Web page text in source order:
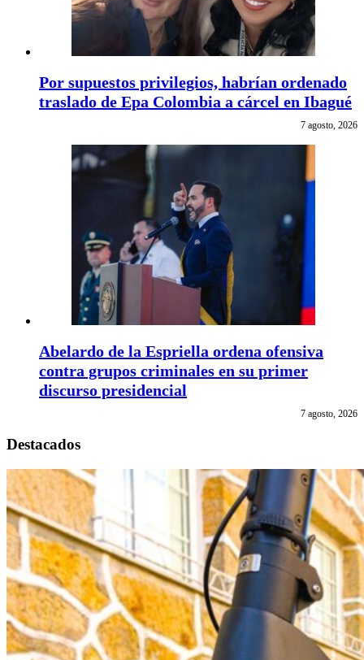
Por supuestos privilegios, habrían ordenado
traslado de Epa Colombia a cárcel en Ibagué
7 agosto, 2026
Abelardo de la Espriella ordena ofensiva
contra grupos criminales en su primer
discurso presidencial
7 agosto, 2026
Destacados